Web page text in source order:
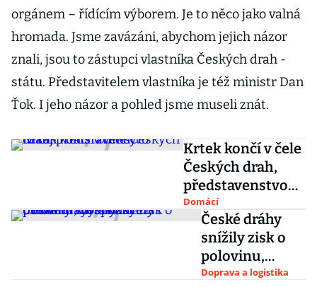
orgánem – řídícím výborem. Je to něco jako valná
hromada. Jsme zavázáni, abychom jejich názor
znali, jsou to zástupci vlastníka Českých drah -
státu. Představitelem vlastníka je též ministr Dan
Ťok. I jeho názor a pohled jsme museli znát.
Krtek končí v čele
Českých drah,
představenstvo
čekají i další
změny
Domácí
České dráhy
snížily zisk o
polovinu,
hospodaření
Doprava a logistika